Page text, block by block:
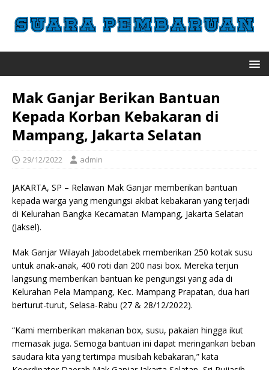
Mak Ganjar Berikan Bantuan
Kepada Korban Kebakaran di
Mampang, Jakarta Selatan
29/12/2022 admin
JAKARTA, SP – Relawan Mak Ganjar memberikan bantuan
kepada warga yang mengungsi akibat kebakaran yang terjadi
di Kelurahan Bangka Kecamatan Mampang, Jakarta Selatan
(Jaksel).
Mak Ganjar Wilayah Jabodetabek memberikan 250 kotak susu
untuk anak-anak, 400 roti dan 200 nasi box. Mereka terjun
langsung memberikan bantuan ke pengungsi yang ada di
Kelurahan Pela Mampang, Kec. Mampang Prapatan, dua hari
berturut-turut, Selasa-Rabu (27 & 28/12/2022).
“Kami memberikan makanan box, susu, pakaian hingga ikut
memasak juga. Semoga bantuan ini dapat meringankan beban
saudara kita yang tertimpa musibah kebakaran,” kata